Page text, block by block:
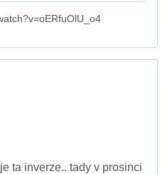
ta inverze.. tady v prosinci